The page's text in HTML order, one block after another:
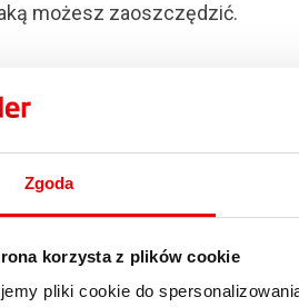
Zgoda
korzysta z plików cookie
pliki cookie do
możesz zaoszczędzić.
ile może zyskać na